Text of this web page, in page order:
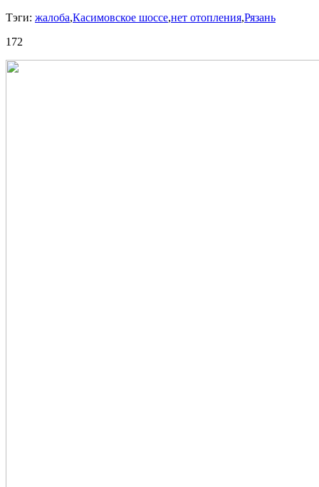
Тэги: жалоба,Касимовское шоссе,нет отопления,Рязань
172